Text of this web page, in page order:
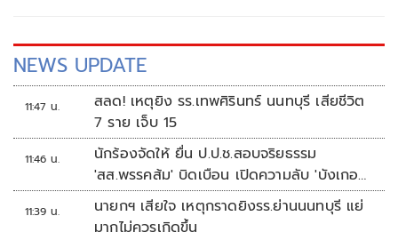
NEWS UPDATE
11:47 น.
สลด! เหตุยิง รร.เทพศิรินทร์ นนทบุรี เสียชีวิต
7 ราย เจ็บ 15
11:46 น.
นักร้องจัดให้ ยื่น ป.ป.ช.สอบจริยธรรม
'สส.พรรคส้ม' บิดเบือน เปิดความลับ 'บังเกอร์
ทหาร'
11:39 น.
นายกฯ เสียใจ เหตุกราดยิงรร.ย่านนนทบุรี แย่
มากไม่ควรเกิดขึ้น